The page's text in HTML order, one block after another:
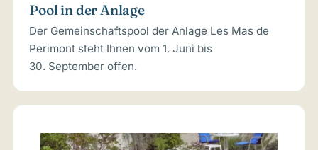
Pool in der Anlage
Der Gemeinschaftspool der Anlage Les Mas de
Perimont steht Ihnen vom 1. Juni bis
30. September offen.